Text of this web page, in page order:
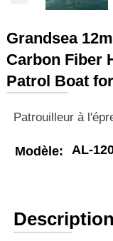
Grandsea
Carbon Fiber
Patrol Boat
Patrouilleur à
Modèle: AL-